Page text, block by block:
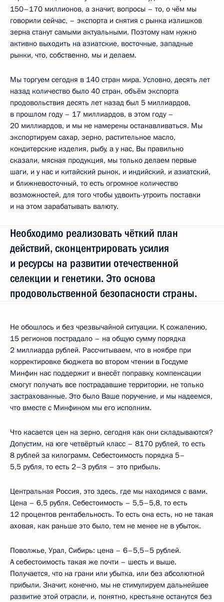
150–170 миллионов, а значит, вопросы – то, о чём мы
говорили сейчас, – экспорта и снятия с рынка излишков
зерна станут самыми актуальными. Поэтому нам нужно
активно выходить на азиатские, восточные, западные
рынки, что, собственно, мы и делаем.
Мы торгуем сегодня в 140 стран мира. Условно, десять лет
назад количество было 40 стран, объём экспорта
продовольствия десять лет назад был 5 миллиардов,
в прошлом году – 17 миллиардов, в этом году –
20 миллиардов, и мы не намерены останавливаться. Мы
экспортируем сахар, зерно, растительное масло,
кондитерские изделия, рыбу, а у нас, Вы правильно
сказали, мясная продукция, мы только делаем первые
шаги, и у нас и китайский рынок, и индийский, и азиатский,
и ближневосточный, то есть огромное количество
возможностей, для того чтобы удвоить-утроить поставки
и на этом зарабатывать валюту.
Необходимо реализовать чёткий план
действий, сконцентрировать усилия
и ресурсы на развитии отечественной
селекции и генетики. Это основа
продовольственной безопасности страны.
Не обошлось и без чрезвычайной ситуации. К сожалению,
15 регионов пострадало – на общую сумму порядка
2 миллиарда рублей. Рассчитываем, что в ноябре при
корректировке бюджета во втором чтении в Госдуме
Минфин нас поддержит и внесёт поправку, компенсации
смогут получать все пострадавшие территории, не только
застрахованные. Это было Ваше поручение, и мы надеемся,
что вместе с Минфином мы его исполним.
Что касается цен на зерно, сегодня как они складываются?
Допустим, на юге четвёртый класс – 8170 рублей, то есть
8 рублей за килограмм. Себестоимость порядка 5–
5,5 рубля, то есть 2–3 рубля – это прибыль.
Центральная Россия, это здесь, где мы находимся с вами.
Цена – 6,5 рубля. Себестоимость – 5,5–5,8, то есть
12 процентов рентабельность. То есть она есть, но не такая
аховая, как раньше это было, тем не менее не в убыток.
Поволжье, Урал, Сибирь: цена – 6–5,5–5 рублей.
А себестоимость такая же почти – шесть и выше.
Получается, что на грани или убытка, или без абсолютной
прибыли. Значит, конечно, мы не стимулируем дальнейшее
развитие этой отрасли, и, понятно, крестьяне останутся без